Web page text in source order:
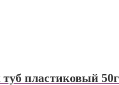
пластиковый 50г